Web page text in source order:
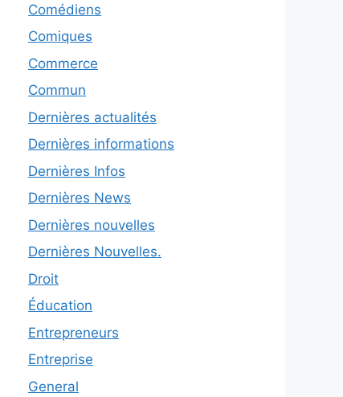
Comédiens
Comiques
Commerce
Commun
Dernières actualités
Dernières informations
Dernières Infos
Dernières News
Dernières nouvelles
Dernières Nouvelles.
Droit
Éducation
Entrepreneurs
Entreprise
General